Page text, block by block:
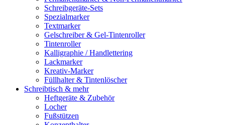
Schreibgeräte-Sets
Spezialmarker
Textmarker
Gelschreiber & Gel-Tintenroller
Tintenroller
Kalligraphie / Handlettering
Lackmarker
Kreativ-Marker
Füllhalter & Tintenlöscher
Schreibtisch & mehr
Heftgeräte & Zubehör
Locher
Fußstützen